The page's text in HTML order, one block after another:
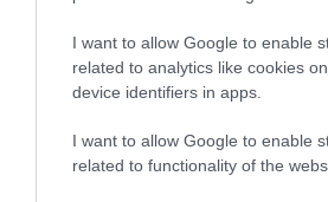
I want to allow Google to enable
related to analytics like cookies
device identifiers in apps.
I want to allow Google to enable
related to functionality of the
13.10.2025 | 13:31
Όλοι οι ζωντανοί
Συγκινητικές
επανένωση
ΒΑΣΙΛΗΣ